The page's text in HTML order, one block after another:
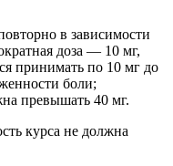
в зависимости
доза — 10 мг,
принимать по 10 мг до
боли;
превышать 40 мг.
курса не должна